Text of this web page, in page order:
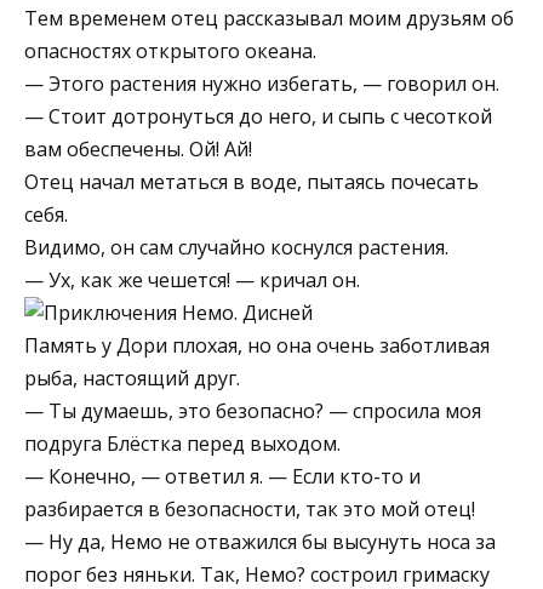
Тем временем отец рассказывал моим друзьям об
опасностях открытого океана.
— Этого растения нужно избегать, — говорил он.
— Стоит дотронуться до него, и сыпь с чесоткой
вам обеспечены. Ой! Ай!
Отец начал метаться в воде, пытаясь почесать
себя.
Видимо, он сам случайно коснулся растения.
— Ух, как же чешется! — кричал он.
Память у Дори плохая, но она очень заботливая
рыба, настоящий друг.
— Ты думаешь, это безопасно? — спросила моя
подруга Блёстка перед выходом.
— Конечно, — ответил я. — Если кто-то и
разбирается в безопасности, так это мой отец!
— Ну да, Немо не отважился бы высунуть носа за
порог без няньки. Так, Немо? состроил гримаску